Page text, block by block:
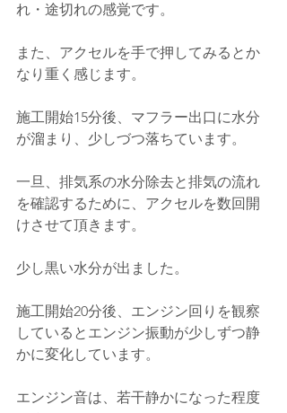
れ・途切れの感覚です。
また、アクセルを手で押してみるとか
なり重く感じます。
施工開始15分後、マフラー出口に水分
が溜まり、少しづつ落ちています。
一旦、排気系の水分除去と排気の流れ
を確認するために、アクセルを数回開
けさせて頂きます。
少し黒い水分が出ました。
施工開始20分後、エンジン回りを観察
しているとエンジン振動が少しずつ静
かに変化しています。
エンジン音は、若干静かになった程度